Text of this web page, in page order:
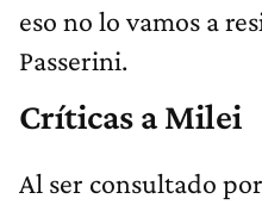
eso no lo vamos a
Passerini.
Críticas a Milei
Al ser consultado